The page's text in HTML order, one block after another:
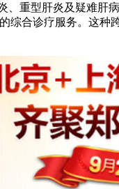
重型肝炎及疑难
综合诊疗服务。这